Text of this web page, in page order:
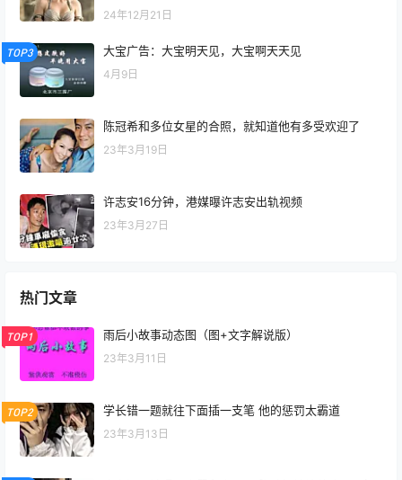
24年12月21日
TOP3 大宝广告：大宝明天见，大宝啊天天见
4月9日
陈冠希和多位女星的合照，就知道他有多受欢迎了
23年3月19日
许志安16分钟，港媒曝许志安出轨视频
23年3月27日
热门文章
TOP1 雨后小故事动态图（图+文字解说版）
23年3月11日
TOP2 学长错一题就往下面插一支笔 他的惩罚太霸道
23年3月13日